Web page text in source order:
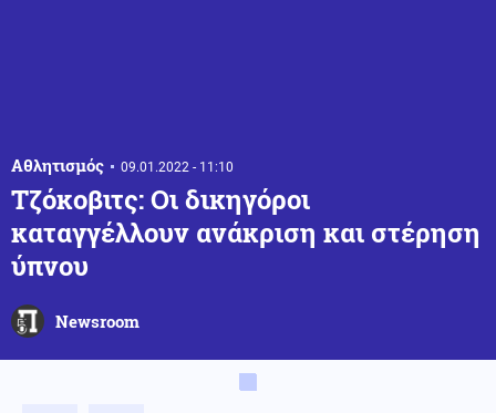
Αθλητισμός 09.01.2022 - 11:10
Τζόκοβιτς: Οι δικηγόροι
καταγγέλλουν ανάκριση και στέρηση
ύπνου
Newsroom